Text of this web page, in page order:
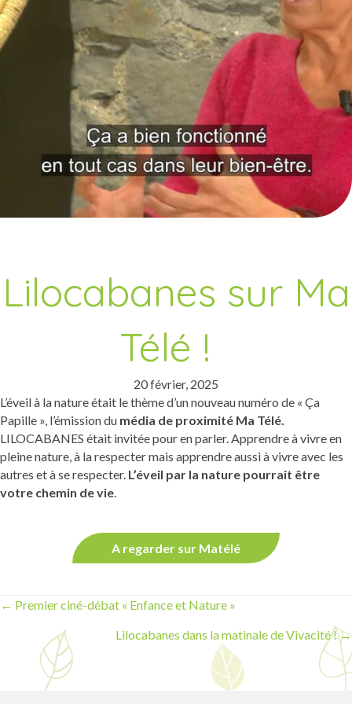
Lilocabanes sur Ma
Télé !
20 février, 2025
L’éveil à la nature était le thème d’un nouveau numéro de « Ça
Papille », l’émission du média de proximité Ma Télé.
LILOCABANES était invitée pour en parler. Apprendre à vivre en
pleine nature, à la respecter mais apprendre aussi à vivre avec les
autres et à se respecter. L’éveil par la nature pourrait être
votre chemin de vie.
A regarder sur Matélé
Posts
navigation
← Premier ciné-débat « Enfance et Nature »
Lilocabanes dans la matinale de Vivacité ! →